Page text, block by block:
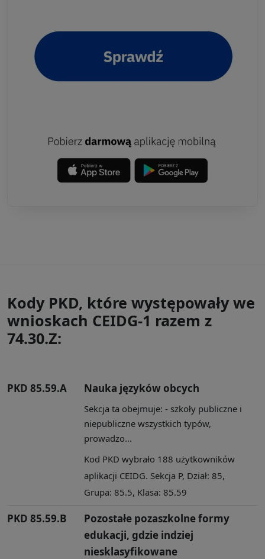
Kody PKD, które występowały we
wnioskach CEIDG-1 razem z
74.30.Z:
PKD 85.59.A Nauka języków obcych
Sekcja ta obejmuje: - szkoły publiczne i
niepubliczne wszystkich typów,
prowadzo...
Kod PKD wybrało 188 użytkowników
aplikacji CEIDG. Sekcja P, Dział: 85,
Grupa: 85.5, Klasa: 85.59
PKD 85.59.B
Pozostałe pozaszkolne formy
edukacji, gdzie indziej
niesklasyfikowane